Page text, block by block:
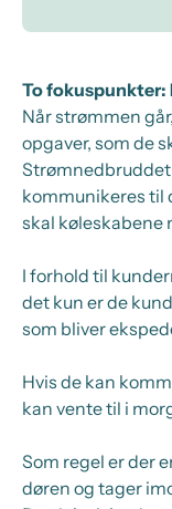
To fokuspunkter:
Når strømmen
opgaver, som de
kommunikeres til
skal køleskabene
I forhold til
det kun er de
som bliver
Hvis de kan
kan vente til i
Som regel er der
døren og tager